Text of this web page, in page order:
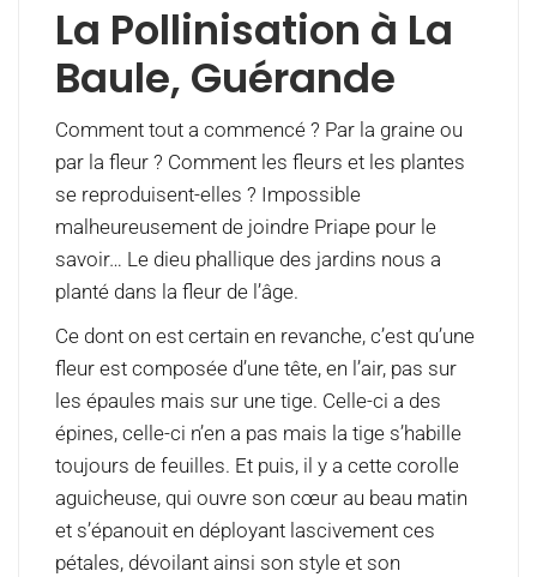
La Pollinisation à La
Baule, Guérande
Comment tout a commencé ? Par la graine ou
par la fleur ? Comment les fleurs et les plantes
se reproduisent-elles ? Impossible
malheureusement de joindre Priape pour le
savoir… Le dieu phallique des jardins nous a
planté dans la fleur de l’âge.
Ce dont on est certain en revanche, c’est qu’une
fleur est composée d’une tête, en l’air, pas sur
les épaules mais sur une tige. Celle-ci a des
épines, celle-ci n’en a pas mais la tige s’habille
toujours de feuilles. Et puis, il y a cette corolle
aguicheuse, qui ouvre son cœur au beau matin
et s’épanouit en déployant lascivement ces
pétales, dévoilant ainsi son style et son